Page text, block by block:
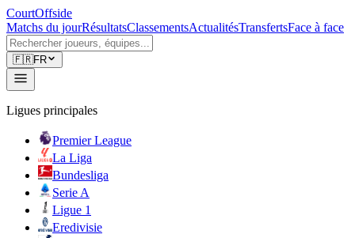
CourtOffside
Matchs du jourRésultatsClassementsActualitésTransfertsFace à face
🇫🇷FR
Ligues principales
Premier League
La Liga
Bundesliga
Serie A
Ligue 1
Eredivisie